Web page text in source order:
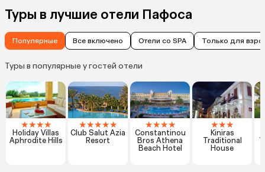
Туры в лучшие отели Пафоса
Популярные Все включено Отели со SPA Только для
Туры в популярные у гостей отели
★★★★
Holiday Villas
Aphrodite Hills
★★★★★
Club Salut Azia
Resort
★★★★
Constantinou
Bros Athena
Beach Hotel
★★★
Kiniras
Traditional
House